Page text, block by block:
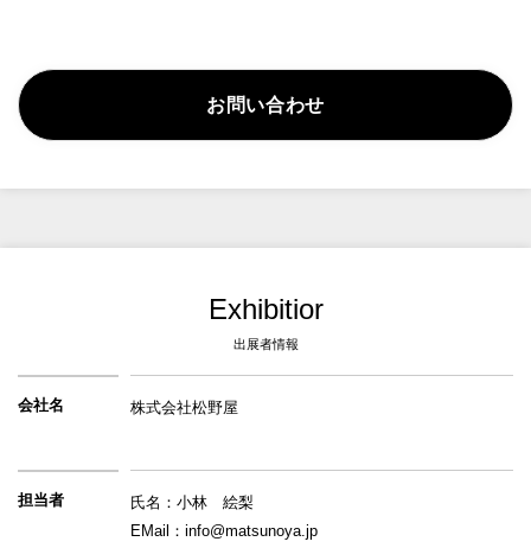
お問い合わせ
Exhibitior
出展者情報
会社名 株式会社松野屋
担当者
氏名：小林　絵梨
EMail：info@matsunoya.jp